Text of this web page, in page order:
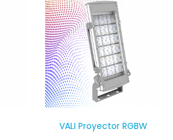
VALI Proyector RGBW